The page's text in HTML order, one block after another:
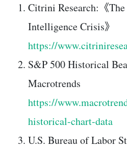
Citrini Research:《
Intelligence Crisis》
https://
S&P 500 Historical
Macrotrends
https://
historical-chart-data
U.S. Bureau of Labor